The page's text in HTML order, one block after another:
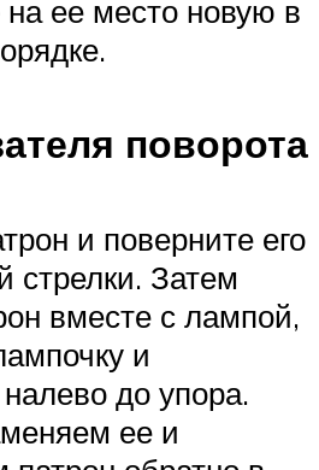
на ее место новую в
поворота
и поверните его
стрелки. Затем
вместе с лампой,
и
до упора.
ее и